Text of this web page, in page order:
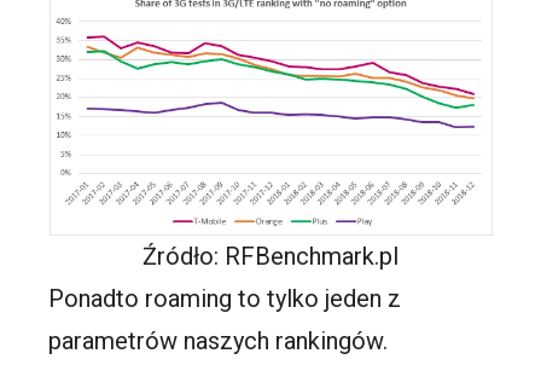
Źródło: RFBenchmark.pl
Ponadto roaming to tylko jeden z
parametrów naszych rankingów.